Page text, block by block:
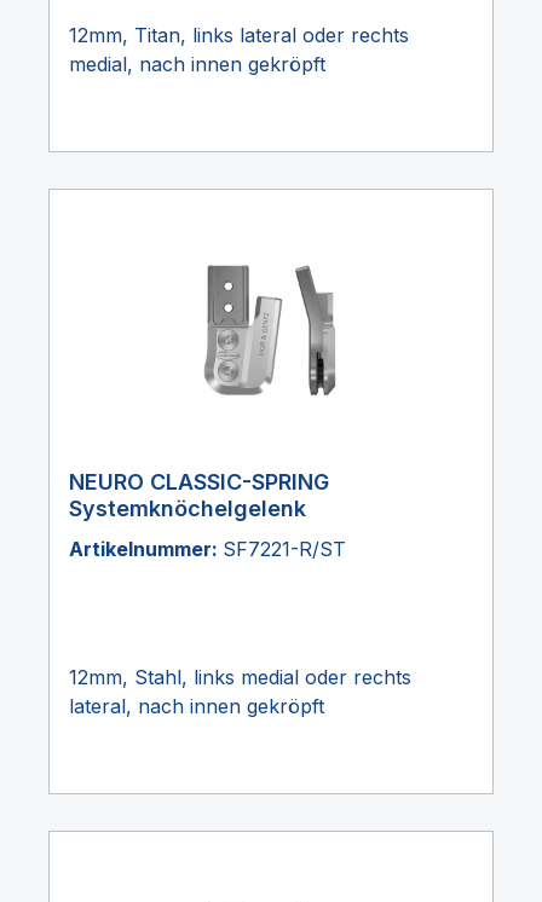
12mm, Titan, links lateral oder rechts
medial, nach innen gekröpft
NEURO CLASSIC-SPRING
Systemknöchelgelenk
Artikelnummer: SF7221-R/ST
12mm, Stahl, links medial oder rechts
lateral, nach innen gekröpft